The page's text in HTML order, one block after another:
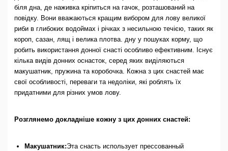
біля дна, де наживка кріпиться на гачок, розташований на
повідку. Вони вважаються кращим вибором для лову великої
риби в глибоких водоймах і річках з несильною течією, таких як
короп, сазан, лящ і велика плотва. дну у пошуках корму, що
робить використання донної снасті особливо ефективним. Існує
кілька видів донних оснасток, серед яких виділяються
макушатник, пружина та коробочка. Кожна з цих снастей має
свої особливості, переваги та недоліки, які роблять їх
придатними для різних умов лову.
Розглянемо докладніше кожну з цих донних снастей:
Макушатник:Эта снасть использует прессованный